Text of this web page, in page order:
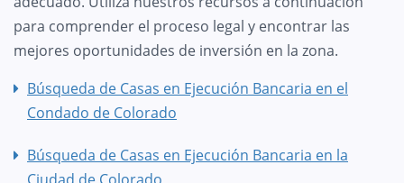
para comprender el proceso legal y encontrar las
mejores oportunidades de inversión en la zona.
Búsqueda de Casas en Ejecución Bancaria en el
Condado de Colorado
Búsqueda de Casas en Ejecución Bancaria en la